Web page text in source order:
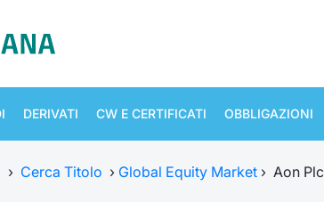
DERIVATI CW E CERTIFICATI OBBLIGAZIONI
› Cerca Titolo › Global Equity Market › Aon Plc